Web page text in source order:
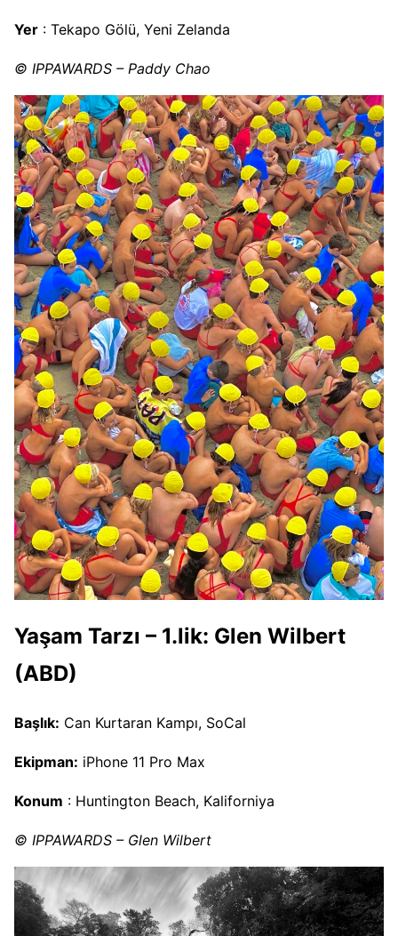
Yer : Tekapo Gölü, Yeni Zelanda
© IPPAWARDS – Paddy Chao
Yaşam Tarzı – 1.lik: Glen Wilbert
(ABD)
Başlık: Can Kurtaran Kampı, SoCal
Ekipman: iPhone 11 Pro Max
Konum : Huntington Beach, Kaliforniya
© IPPAWARDS – Glen Wilbert